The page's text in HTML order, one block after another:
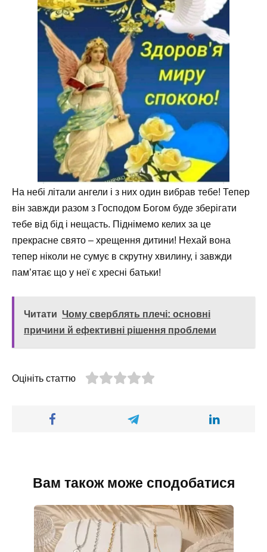
На небі літали ангели і з них один вибрав тебе! Тепер
він завжди разом з Господом Богом буде зберігати
тебе від бід і нещасть. Піднімемо келих за це
прекрасне свято – хрещення дитини! Нехай вона
тепер ніколи не сумує в скрутну хвилину, і завжди
пам’ятає що у неї є хресні батьки!
Читати Чому сверблять плечі: основні
причини й ефективні рішення проблеми
Оцініть статтю
Вам також може сподобатися